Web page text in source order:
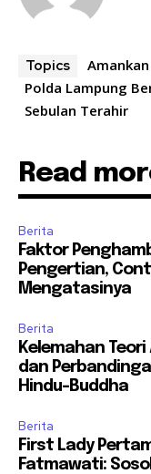
Topics
Polda Lampung
Sebulan Terahir
Read
Berita
Faktor
Pengertian,
Mengatasinya
Berita
Kelemahan
dan
Hindu-Buddha
Berita
First Lady
Fatmawati: